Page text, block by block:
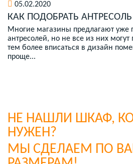
05.02.2020
КАК ПОДОБРАТЬ
Многие магазины предлагают уже
антресолей, но не все из них
тем более вписаться в дизайн
проще...
НЕ НАШЛИ ШКАФ,
НУЖЕН?
МЫ СДЕЛАЕМ ПО